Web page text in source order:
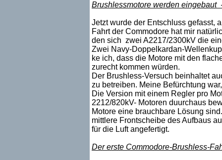
Brushlessmotore werden eingebaut
Jetzt wurde der Entschluss gefasst,
Fahrt der Commodore hat mir
den sich zwei A2217/2300kV die
Zwei Navy-Doppelkardan-
ke ich, dass die Motore mit den
zurecht kommen würden.
Der Brushless-Versuch beinhaltet
zu betreiben. Meine Befürchtung
Die Version mit einem Regler pro
2212/820kV- Motoren duurchaus
Motore eine brauchbare Lösung
mittlere Frontscheibe des Aufbaus
für die Luft angefertigt.
Der erste Commodore-Brushless-